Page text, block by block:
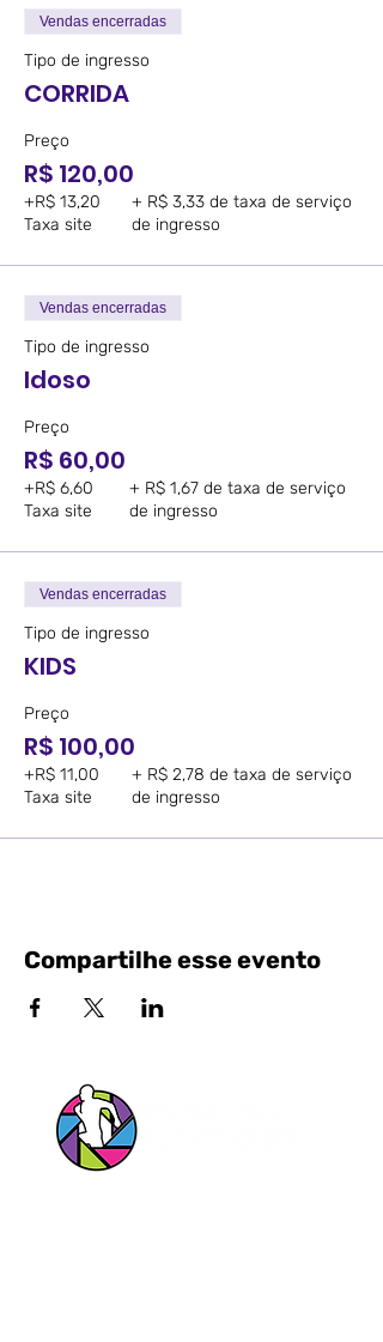
Vendas encerradas
Tipo de ingresso
CORRIDA
Preço
R$ 120,00
+R$ 13,20
Taxa site
+ R$ 3,33 de taxa de serviço
de ingresso
Vendas encerradas
Tipo de ingresso
Idoso
Preço
R$ 60,00
+R$ 6,60
Taxa site
+ R$ 1,67 de taxa de serviço
de ingresso
Vendas encerradas
Tipo de ingresso
KIDS
Preço
R$ 100,00
+R$ 11,00
Taxa site
+ R$ 2,78 de taxa de serviço
de ingresso
Compartilhe esse evento